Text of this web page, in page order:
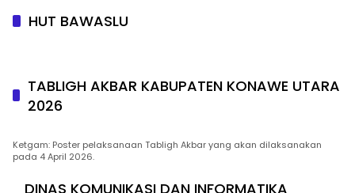
HUT BAWASLU
TABLIGH AKBAR KABUPATEN KONAWE UTARA
2026
Ketgam: Poster pelaksanaan Tabligh Akbar yang akan dilaksanakan
pada 4 April 2026.
DINAS KOMUNIKASI DAN INFORMATIKA